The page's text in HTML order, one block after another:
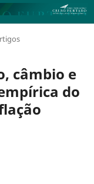
câmbio e
do